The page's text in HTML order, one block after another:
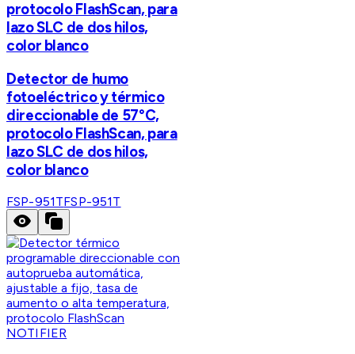
protocolo FlashScan, para
lazo SLC de dos hilos,
color blanco
Detector de humo
fotoeléctrico y térmico
direccionable de 57°C,
protocolo FlashScan, para
lazo SLC de dos hilos,
color blanco
FSP-951TFSP-951T
NOTIFIER